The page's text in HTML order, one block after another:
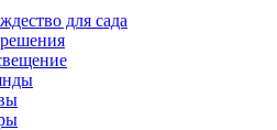
для сада